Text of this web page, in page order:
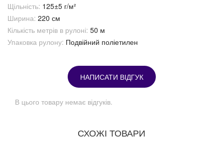
Щільність: 125±5 г/м²
Ширина: 220 см
Кількість метрів в рулоні: 50 м
Упаковка рулону: Подвійний поліетилен
НАПИСАТИ ВІДГУК
В цього товару немає відгуків.
СХОЖІ ТОВАРИ